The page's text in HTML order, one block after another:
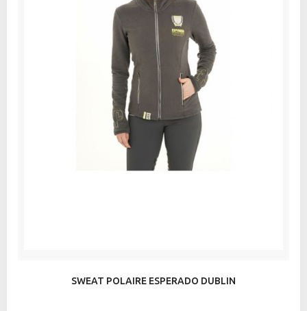
SWEAT POLAIRE ESPERADO DUBLIN